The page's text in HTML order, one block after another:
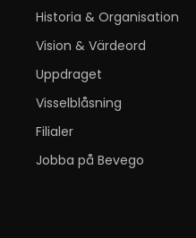
Historia & Organisation
Vision & Värdeord
Uppdraget
Visselblåsning
Filialer
Jobba på Bevego